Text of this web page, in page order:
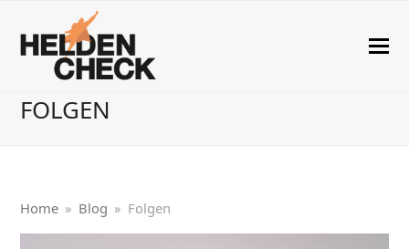
FOLGEN
Home » Blog » Folgen